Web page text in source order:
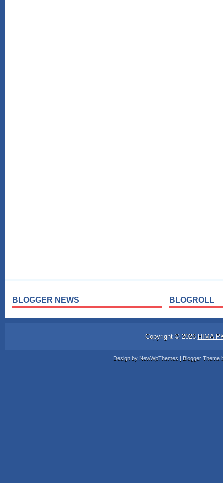
BLOGGER NEWS BLOGROLL
Copyright © 2026 HIMA
Design by NewWpThemes | Blogger Theme